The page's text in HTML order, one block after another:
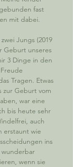
fast
mit dabei.
Geburt unseres
3 Dinge in den
Tragen. Etwas
zur Geburt vom
war eine
bis heute sehr
auch
erstaunt wie
ins
wenn sie